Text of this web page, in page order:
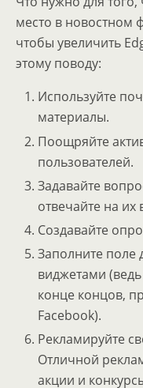
место в новостном
чтобы увеличить
этому поводу:
Используйте
материалы.
Поощряйте
пользователей.
Задавайте
отвечайте на их
Создавайте
Заполните поле
виджетами
конце концов,
Facebook).
Рекламируйте
Отличной
акции и